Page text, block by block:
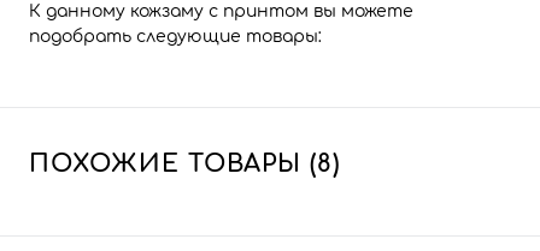
К данному кожзаму с принтом вы можете
подобрать следующие товары:
ПОХОЖИЕ ТОВАРЫ (8)